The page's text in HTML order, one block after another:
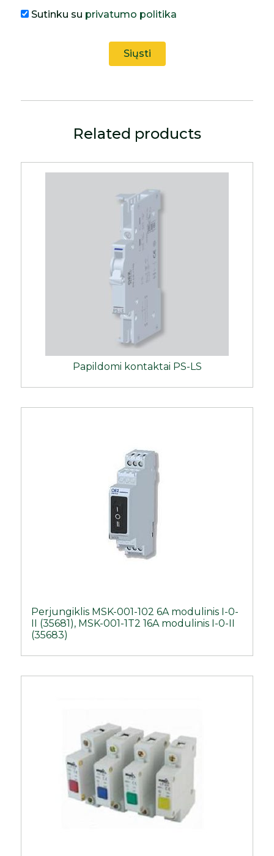
Sutinku su privatumo politika
Related products
Papildomi kontaktai PS-LS
Perjungiklis MSK-001-102 6A modulinis I-0-
II (35681), MSK-001-1T2 16A modulinis I-0-II
(35683)